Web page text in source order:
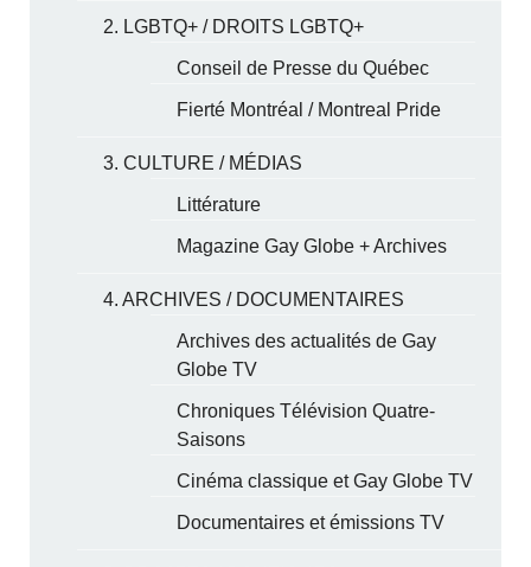
2. LGBTQ+ / DROITS LGBTQ+
Conseil de Presse du Québec
Fierté Montréal / Montreal Pride
3. CULTURE / MÉDIAS
Littérature
Magazine Gay Globe + Archives
4. ARCHIVES / DOCUMENTAIRES
Archives des actualités de Gay
Globe TV
Chroniques Télévision Quatre-
Saisons
Cinéma classique et Gay Globe TV
Documentaires et émissions TV